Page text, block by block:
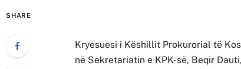
SHARE
Kryesuesi i Këshillit Prokurorial të
në Sekretariatin e KPK-së, Beqir